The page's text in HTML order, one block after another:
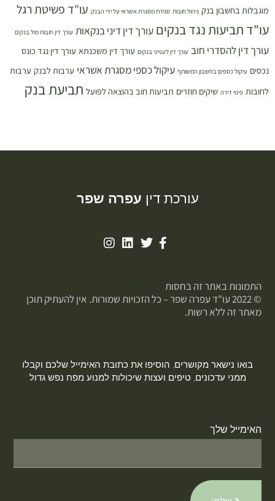
מוגבלות בחשבון בנק ניהול חובות סגירת מסגרת אשראי על ידי הבנק עו"ד פשיטת רגל
עו"ד תביעות נגד בנקים עורך דין דיני בנקאות עורך דין חובות מול בנקים
עורך דין להסדרי חוב עורך דין לענייני בנקים עורך דין משכנתא עורך דין נגד כונס
נכסים עיקול כספים בחשבון המשותף עיקול כספי מסגרת אשראי ערבות לבנק ערבות
לחובות פינוי דירה שיקים חוזרים תביעות חוב בהוצאה לפועל תביעת בנק
עורכת דין עפרה שפר
התמונות באתר זה בחסות
© 2022 עו"ד עפרה שפר – כל הזכויות שמורות. אין להעתיק תוכן
מאתר זה ללא רשות.
בואו נישאר מקושרים. הוסיפו את כתובת האימייל שלכם וקבלו
ממני עדכונים, טיפים ועצות שיכולות למנוע מפח נפש גדול
האימייל שלך